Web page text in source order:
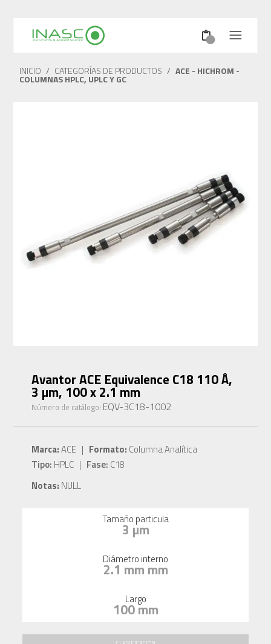
INICIO / CATEGORÍAS DE PRODUCTOS / ACE - HICHROM -
COLUMNAS HPLC, UPLC Y GC
Avantor ACE Equivalence C18 110 Å,
3 µm, 100 x 2.1 mm
Número de catálogo: EQV-3C18-1002
Marca:ACE | Formato: Columna Analítica
Tipo: HPLC | Fase: C18
Notas: NULL
Tamaño particula
3 µm
Diámetro interno
2.1 mm mm
Largo
100 mm